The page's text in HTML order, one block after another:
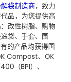
袋制造商，致力
品，为您提供高
改性树脂、购物
袋、手套、围
的产品均获得国
Compost、OK
（BPI）、